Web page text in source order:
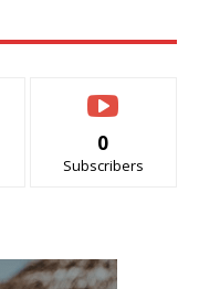
0
Subscribers